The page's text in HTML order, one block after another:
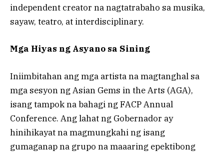
independent creator na nagtatrabaho sa musika,
sayaw, teatro, at interdisciplinary.
Mga Hiyas ng Asyano sa Sining
Iniimbitahan ang mga artista na magtanghal sa
mga sesyon ng Asian Gems in the Arts (AGA),
isang tampok na bahagi ng FACP Annual
Conference. Ang lahat ng Gobernador ay
hinihikayat na magmungkahi ng isang
gumaganap na grupo na maaaring epektibong